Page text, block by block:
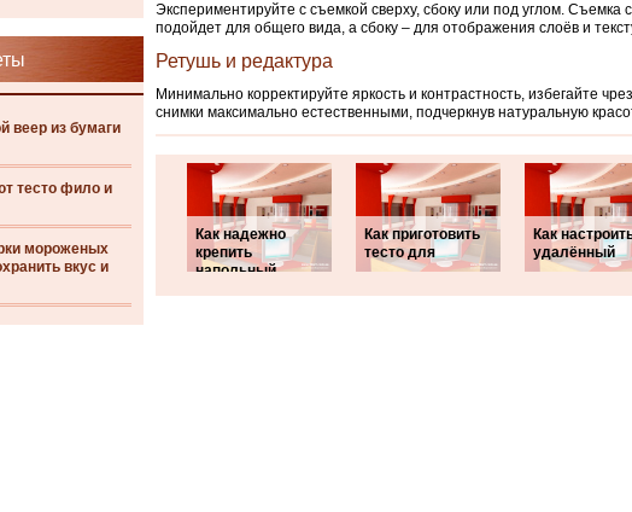
веер из бумаги
тесто фило и
мороженых
вкус и
Экспериментируйте с съемкой сверху, сбоку или под углом. Съемка
подойдет для общего вида, а сбоку – для отображения слоёв и
Ретушь и редактура
Минимально корректируйте яркость и контрастность, избегайте
снимки максимально естественными, подчеркнув натуральную
Как надежно
крепить
напольный
Как приготовить
тесто для
Как
удалённый